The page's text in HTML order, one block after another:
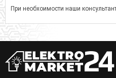
При необхоимости наши